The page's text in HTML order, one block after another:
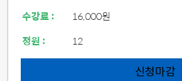
수강료 :
16,000원
정원 :
12
신청마감